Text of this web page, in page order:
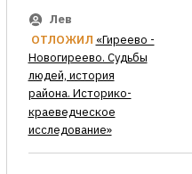
Лев
ОТЛОЖИЛ «Гиреево -
Новогиреево. Судьбы
людей, история
района. Историко-
краеведческое
исследование»